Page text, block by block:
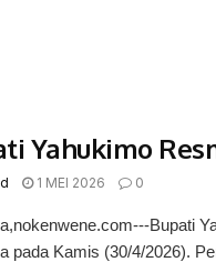
Yahukimo
1 MEI 2026 0
Bupati
pada Kamis (30/4/2026).